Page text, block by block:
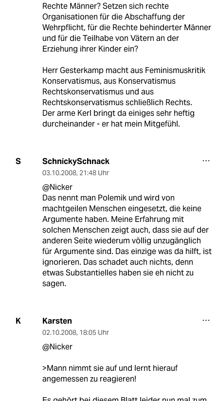
Rechte Männer? Setzen sich rechte
Organisationen für die Abschaffung der
Wehrpflicht, für die Rechte behinderter Männer
und für die Teilhabe von Vätern an der
Erziehung ihrer Kinder ein?
Herr Gesterkamp macht aus Feminismuskritik
Konservatismus, aus Konservatismus
Rechtskonservatismus und aus
Rechtskonservatismus schließlich Rechts.
Der arme Kerl bringt da einiges sehr heftig
durcheinander - er hat mein Mitgefühl.
S SchnickySchnack
03.10.2008, 21:48 Uhr
@Nicker
Das nennt man Polemik und wird von
machtgeilen Menschen eingesetzt, die keine
Argumente haben. Meine Erfahrung mit
solchen Menschen zeigt auch, dass sie auf der
anderen Seite wiederum völlig unzugänglich
für Argumente sind. Das einzige was da hilft, ist
ignorieren. Das schadet auch nichts, denn
etwas Substantielles haben sie eh nicht zu
sagen.
K Karsten
02.10.2008, 18:05 Uhr
@Nicker
>Mann nimmt sie auf und lernt hierauf
angemessen zu reagieren!